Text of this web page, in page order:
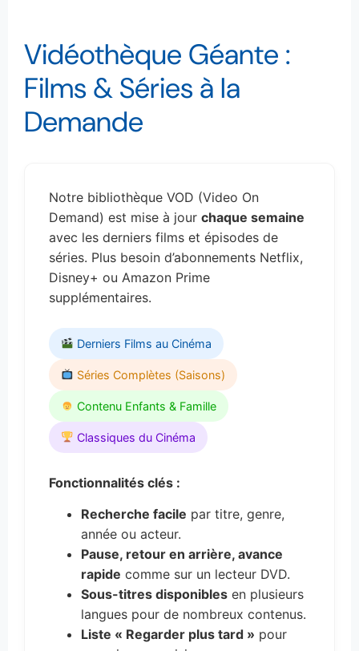
Vidéothèque Géante :
Films & Séries à la
Demande
Notre bibliothèque VOD (Video On
Demand) est mise à jour chaque semaine
avec les derniers films et épisodes de
séries. Plus besoin d’abonnements Netflix,
Disney+ ou Amazon Prime
supplémentaires.
Derniers Films au Cinéma
Séries Complètes (Saisons)
Contenu Enfants & Famille
Classiques du Cinéma
Fonctionnalités clés :
Recherche facile par titre, genre,
année ou acteur.
Pause, retour en arrière, avance
rapide comme sur un lecteur DVD.
Sous-titres disponibles en plusieurs
langues pour de nombreux contenus.
Liste « Regarder plus tard » pour